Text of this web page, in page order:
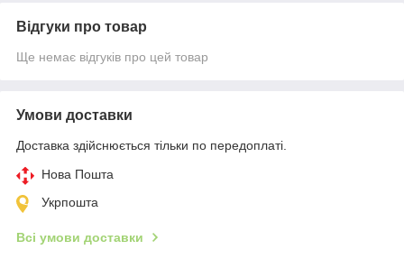
Відгуки про товар
Ще немає відгуків про цей товар
Умови доставки
Доставка здійснюється тільки по передоплаті.
Нова Пошта
Укрпошта
Всі умови доставки